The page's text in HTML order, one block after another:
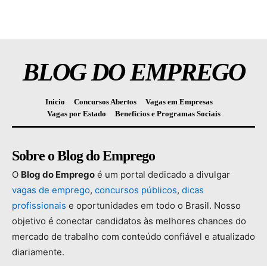
BLOG DO EMPREGO
Inicio Concursos Abertos
Vagas em Empresas
Vagas por Estado
Benefícios e Programas Sociais
Sobre o Blog do Emprego
O Blog do Emprego é um portal dedicado a divulgar
vagas de emprego, concursos públicos, dicas
profissionais e oportunidades em todo o Brasil. Nosso
objetivo é conectar candidatos às melhores chances do
mercado de trabalho com conteúdo confiável e atualizado
diariamente.